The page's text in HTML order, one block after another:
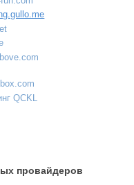
QCKL
провайдеров